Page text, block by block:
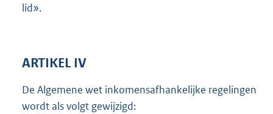
lid».
ARTIKEL IV
De Algemene wet inkomensafhankelijke regelingen
wordt als volgt gewijzigd: